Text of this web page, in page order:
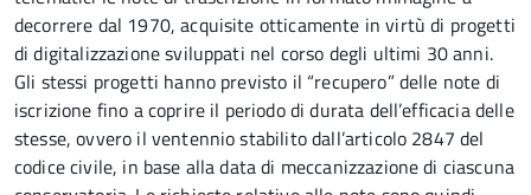
decorrere dal 1970, acquisite otticamente in virtù di progetti
di digitalizzazione sviluppati nel corso degli ultimi 30 anni.
Gli stessi progetti hanno previsto il “recupero” delle note di
iscrizione fino a coprire il periodo di durata dell’efficacia delle
stesse, ovvero il ventennio stabilito dall’articolo 2847 del
codice civile, in base alla data di meccanizzazione di ciascuna